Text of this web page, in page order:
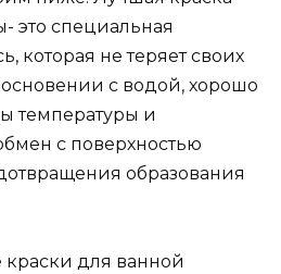
это специальная
которая не теряет своих
с водой, хорошо
температуры и
с поверхностью
образования
для ванной